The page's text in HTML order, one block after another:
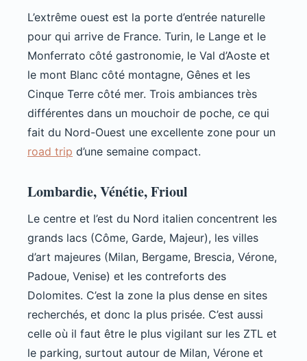
L’extrême ouest est la porte d’entrée naturelle
pour qui arrive de France. Turin, le Lange et le
Monferrato côté gastronomie, le Val d’Aoste et
le mont Blanc côté montagne, Gênes et les
Cinque Terre côté mer. Trois ambiances très
différentes dans un mouchoir de poche, ce qui
fait du Nord-Ouest une excellente zone pour un
road trip d’une semaine compact.
Lombardie, Vénétie, Frioul
Le centre et l’est du Nord italien concentrent les
grands lacs (Côme, Garde, Majeur), les villes
d’art majeures (Milan, Bergame, Brescia, Vérone,
Padoue, Venise) et les contreforts des
Dolomites. C’est la zone la plus dense en sites
recherchés, et donc la plus prisée. C’est aussi
celle où il faut être le plus vigilant sur les ZTL et
le parking, surtout autour de Milan, Vérone et